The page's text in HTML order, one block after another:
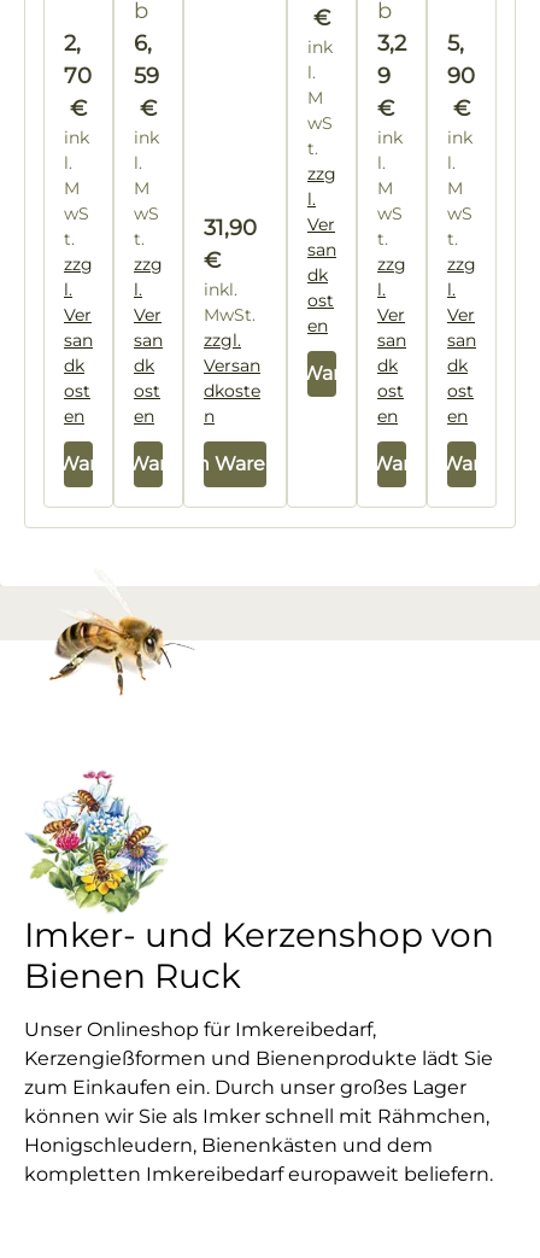
kg
&
25
kg
Regulärer Preis:
2,
70
€
ink
l.
M
wS
t.
zzg
l.
Ver
san
dk
ost
en
den Warenkorb
b
6,
59
€
ink
l.
M
wS
t.
zzg
l.
Ver
san
dk
ost
en
In den Warenkorb
Regulärer Preis:
31,90
€
inkl.
MwSt.
zzgl.
Versan
dkoste
n
In den Warenkorb
€
ink
l.
M
wS
t.
zzg
l.
Ver
san
dk
ost
en
In den Warenkorb
og
m
m
2 €
/ 1
Kil
og
ra
m
m)
b
3,2
9
€
ink
l.
M
wS
t.
zzg
l.
Ver
san
dk
ost
en
In den Warenkorb
5,
90
€
ink
l.
M
wS
t.
zzg
l.
Ver
san
dk
ost
en
In den
Imker- und Kerzenshop von
Bienen Ruck
Unser Onlineshop für Imkereibedarf,
Kerzengießformen und Bienenprodukte lädt Sie
zum Einkaufen ein. Durch unser großes Lager
können wir Sie als Imker schnell mit Rähmchen,
Honigschleudern, Bienenkästen und dem
kompletten Imkereibedarf europaweit beliefern.